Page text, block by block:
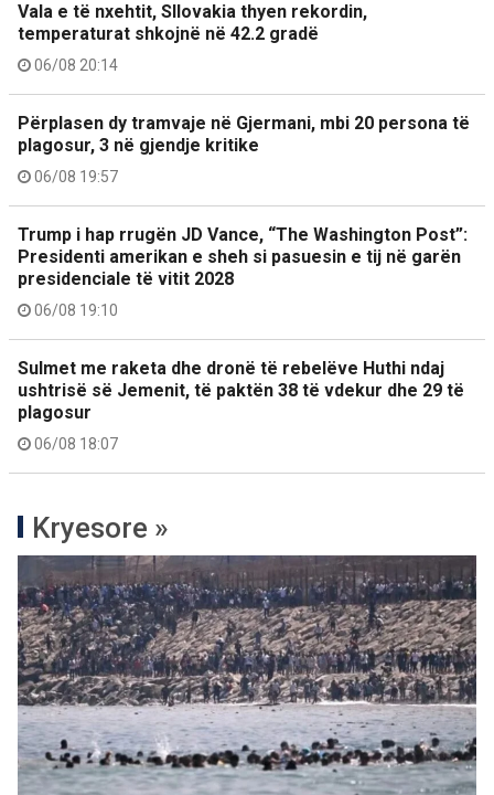
Vala e të nxehtit, Sllovakia thyen rekordin,
temperaturat shkojnë në 42.2 gradë
06/08 20:14
Përplasen dy tramvaje në Gjermani, mbi 20 persona të
plagosur, 3 në gjendje kritike
06/08 19:57
Trump i hap rrugën JD Vance, “The Washington Post”:
Presidenti amerikan e sheh si pasuesin e tij në garën
presidenciale të vitit 2028
06/08 19:10
Sulmet me raketa dhe dronë të rebelëve Huthi ndaj
ushtrisë së Jemenit, të paktën 38 të vdekur dhe 29 të
plagosur
06/08 18:07
Kryesore »